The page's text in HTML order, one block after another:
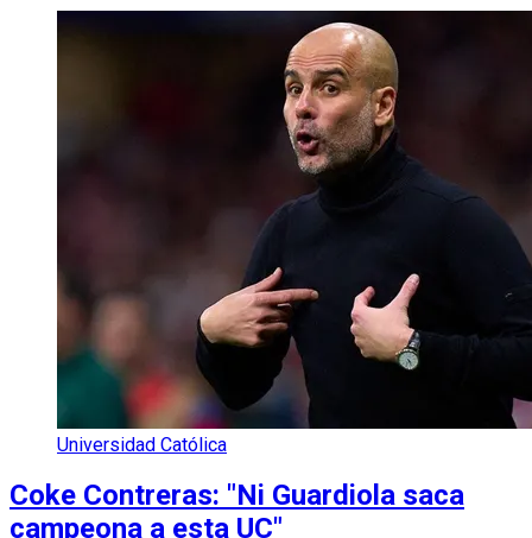
Universidad Católica
Coke Contreras: "Ni Guardiola saca
campeona a esta UC"